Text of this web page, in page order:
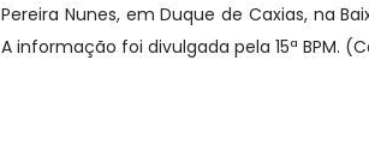
Pereira Nunes, em Duque de Caxias, na
A informação foi divulgada pela 15ª BPM.